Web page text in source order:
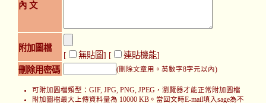
內 文
附加圖檔
[ 無貼圖] [ 連貼機能]
刪除用密碼
(刪除文章用。英數字8字元以內)
可附加圖檔類型：GIF, JPG, PNG, JPEG，瀏覽器才能正常附加圖檔
附加圖檔最大上傳資料量為 10000 KB。當回文時E-mail填入sage為不